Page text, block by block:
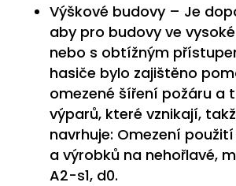
Výškové budovy– Je
aby pro budovy ve
nebo s obtížným
hasiče bylo zajištěno
omezené šíření požáru a
výparů, které vznikají,
navrhuje: Omezení
a výrobků na nehořlavé,
A2-s1, d0.